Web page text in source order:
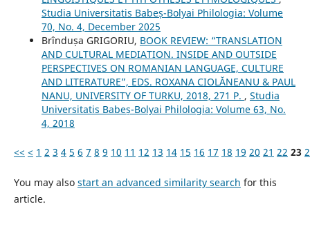
Studia Universitatis Babeș-Bolyai Philologia: Volume
70, No. 4, December 2025
Brîndușa GRIGORIU, BOOK REVIEW: “TRANSLATION
AND CULTURAL MEDIATION. INSIDE AND OUTSIDE
PERSPECTIVES ON ROMANIAN LANGUAGE, CULTURE
AND LITERATURE”, EDS. ROXANA CIOLĂNEANU & PAUL
NANU, UNIVERSITY OF TURKU, 2018, 271 P. , Studia
Universitatis Babeș-Bolyai Philologia: Volume 63, No.
4, 2018
<< < 1 2 3 4 5 6 7 8 9 10 11 12 13 14 15 16 17 18 19 20 21 22 23
You may also start an advanced similarity search for this
article.